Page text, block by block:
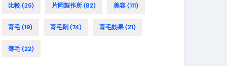
比較(25) 片岡製作所(82) 美容(111)
育毛(19) 育毛剤 (74) 育毛効果(21)
薄毛(22)